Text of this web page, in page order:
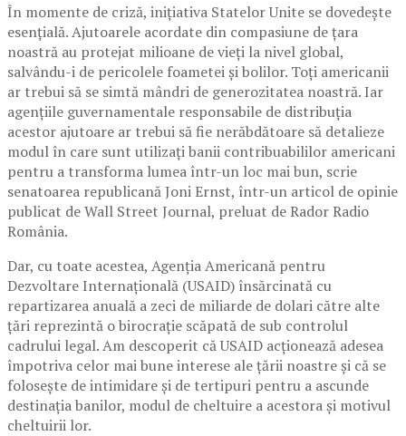
În momente de criză, inițiativa Statelor Unite se dovedește
esențială. Ajutoarele acordate din compasiune de țara
noastră au protejat milioane de vieți la nivel global,
salvându-i de pericolele foametei și bolilor. Toți americanii
ar trebui să se simtă mândri de generozitatea noastră. Iar
agențiile guvernamentale responsabile de distribuția
acestor ajutoare ar trebui să fie nerăbdătoare să detalieze
modul în care sunt utilizați banii contribuabililor americani
pentru a transforma lumea într-un loc mai bun, scrie
senatoarea republicană Joni Ernst, într-un articol de opinie
publicat de Wall Street Journal, preluat de Rador Radio
România.
Dar, cu toate acestea, Agenția Americană pentru
Dezvoltare Internațională (USAID) însărcinată cu
repartizarea anuală a zeci de miliarde de dolari către alte
țări reprezintă o birocrație scăpată de sub controlul
cadrului legal. Am descoperit că USAID acționează adesea
împotriva celor mai bune interese ale țării noastre și că se
folosește de intimidare și de tertipuri pentru a ascunde
destinația banilor, modul de cheltuire a acestora și motivul
cheltuirii lor.